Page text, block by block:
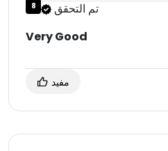
8
تم التحقق
Very Good
مفيد